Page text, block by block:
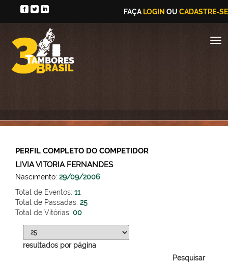
FAÇA LOGIN OU CADASTRE-SE
PERFIL COMPLETO DO COMPETIDOR
LIVIA VITORIA FERNANDES
Nascimento: 29/09/2006
Total de Eventos: 11
Total de Passadas: 25
Total de Vitórias: 00
resultados por página
Pesquisar